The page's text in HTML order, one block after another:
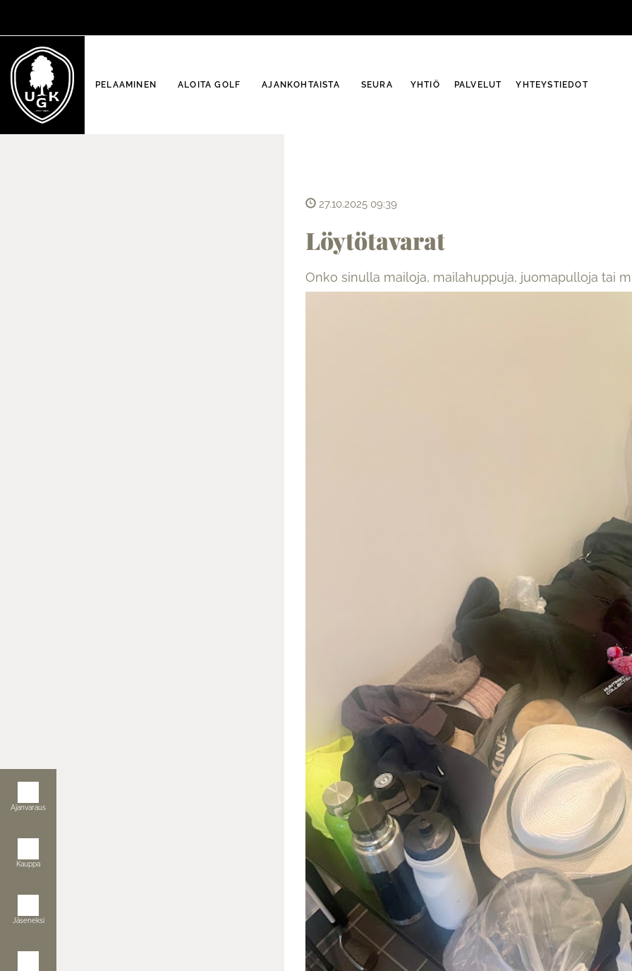
PELAAMINEN ALOITA GOLF AJANKOHTAISTA SEURA YHTIÖ PALVELUT YHTEYSTIEDOT
Ajanvaraus
Kauppa
Jäseneksi
27.10.2025 09:39
Löytötavarat
Onko sinulla mailoja, mailahuppuja, juomapulloja tai